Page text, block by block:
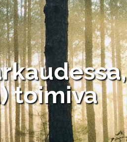
toimiva